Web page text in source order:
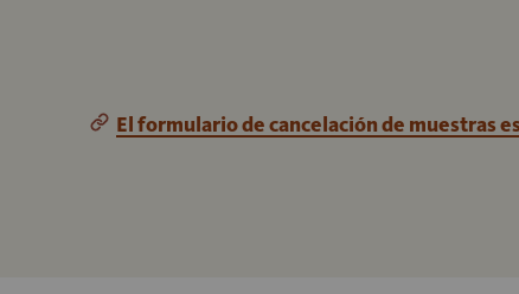
El formulario de cancelación de muestras